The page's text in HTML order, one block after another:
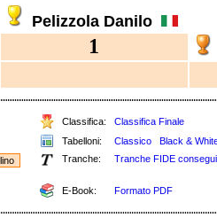
Pelizzola Danilo
1
Classifica: Classifica Finale
Tabelloni: Classico Black &
Tranche: Tranche FIDE
E-Book: Formato PDF